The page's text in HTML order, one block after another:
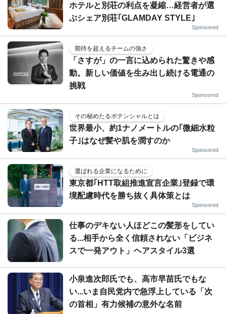
ホテルと別荘の利点を凝縮…経営者が選
ぶシェア別荘｢GLAMDAY STYLE｣
Sponsored
期待を超えるチームの強さ
「さすが」の一言に込められた驚きや感
動。新しい価値を生み出し続ける電通の
挑戦
Sponsored
その秘めたるポテンシャルとは
世界最小、約1ナノメートルの｢微細水粒
子｣はなぜ髪や肌を潤すのか
Sponsored
選ばれる企業になるために
東京都｢HTT取組推進宣言企業｣登録で環
境配慮時代を勝ち抜く具体策とは
Sponsored
仕事のデキない人ほどこの髪形をしてい
る...相手から全く信頼されない「ビジネ
スで一発アウト」ヘアスタイル3選
小泉進次郎氏でも、高市早苗氏でもな
い...いま自民党内で急浮上している「次
の首相」有力候補の意外な名前